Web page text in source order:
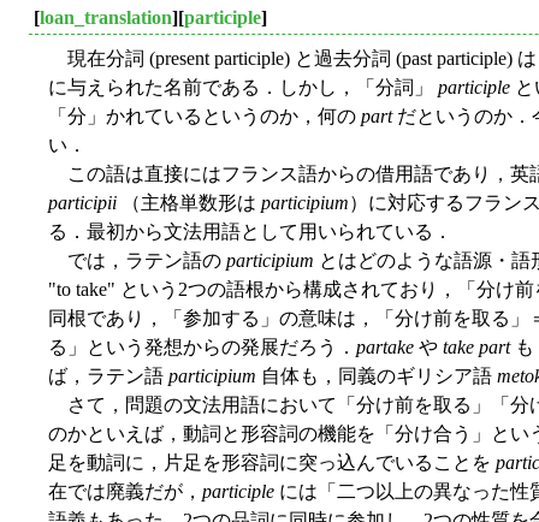
[loan_translation][participle]
現在分詞 (present participle) と過去分詞 (past participle)
に与えられた名前である．しかし，「分詞」 participle
「分」かれているというのか，何の partだというのか．
い．
この語は直接にはフランス語からの借用語であり，英
participii （主格単数形は participium）に対応するフラン
る．最初から文法用語として用いられている．
では，ラテン語の participium とはどのような語源・
"to take" という2つの語根から構成されており，「分け
同根であり，「参加する」の意味は，「分け前を取る
る」という発想からの発展だろう． partake や take partも
ば，ラテン語 participium 自体も，同義のギリシア語
さて，問題の文法用語において「分け前を取る」「分
のかといえば，動詞と形容詞の機能を「分け合う」と
足を動詞に，片足を形容詞に突っ込んでいることを
在では廃義だが， participle には「二つ以上の異なった